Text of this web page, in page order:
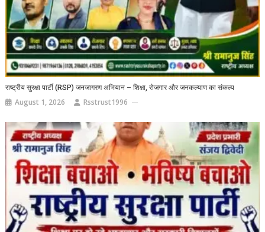
राष्ट्रीय सुरक्षा पार्टी (RSP) जनजागरण अभियान – शिक्षा, रोजगार और जनकल्याण का संकल्प
August 1, 2026 Rsstrust1996